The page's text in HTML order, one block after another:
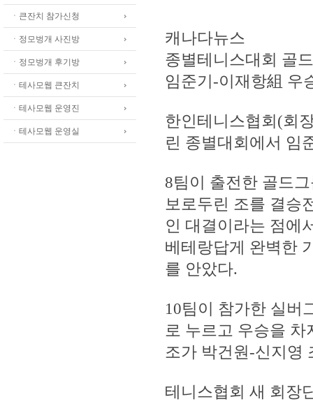
ㆍ큰잔치 참가신청
ㆍ정모벙개 사진방
ㆍ정모벙개 후기방
ㆍ테사모웹 큰잔치
ㆍ테사모웹 운영진
ㆍ테사모웹 운영실
캐나다뉴스
종별테니스대회 골
임준기-이재항組 우
한인테니스협회(회
린 종별대회에서 임
8팀이 출전한 골드
보로두린 조를 결승
인 대결이라는 점에
베테랑답게 완벽한
를 안았다.
10팀이 참가한 실버
로 누르고 우승을 차
조가 박건원-신지영
테니스협회 새 회장